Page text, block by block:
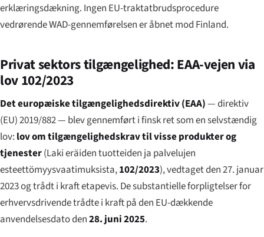
erklæringsdækning. Ingen EU-traktatbrudsprocedure
vedrørende WAD-gennemførelsen er åbnet mod Finland.
Privat sektors tilgængelighed: EAA-vejen via
lov 102/2023
Det europæiske tilgængelighedsdirektiv (EAA)— direktiv
(EU) 2019/882 — blev gennemført i finsk ret som en selvstændig
lov: lov om tilgængelighedskrav til visse produkter og
tjenester(Laki eräiden tuotteiden ja palvelujen
esteettömyysvaatimuksista,102/2023), vedtaget den 27. januar
2023 og trådt i kraft etapevis. De substantielle forpligtelser for
erhvervsdrivende trådte i kraft på den EU-dækkende
anvendelsesdato den28. juni 2025.